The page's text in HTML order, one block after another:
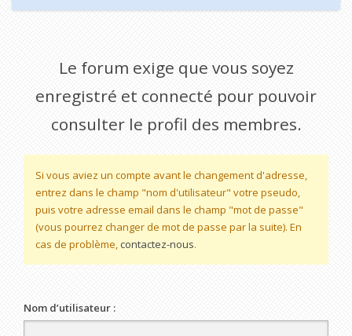
Le forum exige que vous soyez
enregistré et connecté pour pouvoir
consulter le profil des membres.
Si vous aviez un compte avant le changement d'adresse,
entrez dans le champ "nom d'utilisateur" votre pseudo,
puis votre adresse email dans le champ "mot de passe"
(vous pourrez changer de mot de passe par la suite). En
cas de problème, contactez-nous.
Nom d’utilisateur :